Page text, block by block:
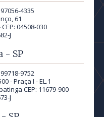
4335
61
04508-030
J
- SP
9752
- Praça I - EL.1
CEP: 11679-900
J